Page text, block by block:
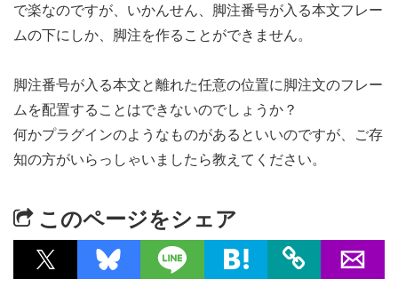
で楽なのですが、いかんせん、脚注番号が入る本文フレー
ムの下にしか、脚注を作ることができません。
脚注番号が入る本文と離れた任意の位置に脚注文のフレー
ムを配置することはできないのでしょうか？
何かプラグインのようなものがあるといいのですが、ご存
知の方がいらっしゃいましたら教えてください。
このページをシェア